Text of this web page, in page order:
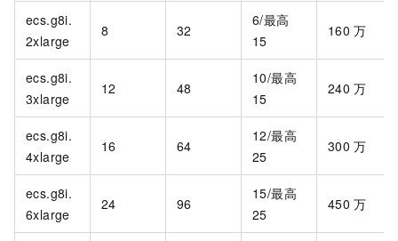
ecs.g8i.
2xlarge
8 32
6/最高
15
160 万
ecs.g8i.
3xlarge
12 48
10/最高
15
240 万
ecs.g8i.
4xlarge
16 64
12/最高
25
300 万
ecs.g8i.
6xlarge
24 96
15/最高
25
450 万